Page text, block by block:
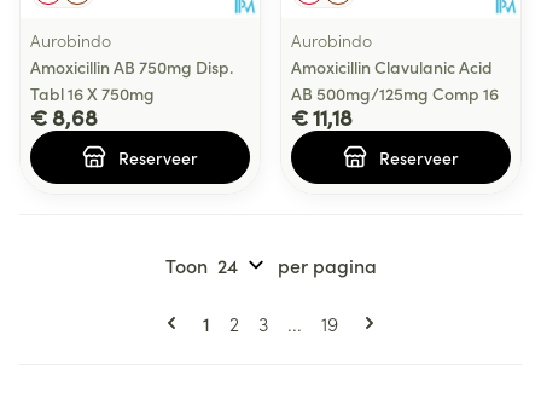
Aurobindo
Amoxicillin AB 750mg Disp.
Tabl 16 X 750mg
€ 8,68
Reserveer
Aurobindo
Amoxicillin Clavulanic Acid
AB 500mg/125mg Comp 16
€ 11,18
Reserveer
Pagina's
U lees momenteel pagina
1 Pagina
2 Pagina
3 ... Pagina
19
Toon per pagina